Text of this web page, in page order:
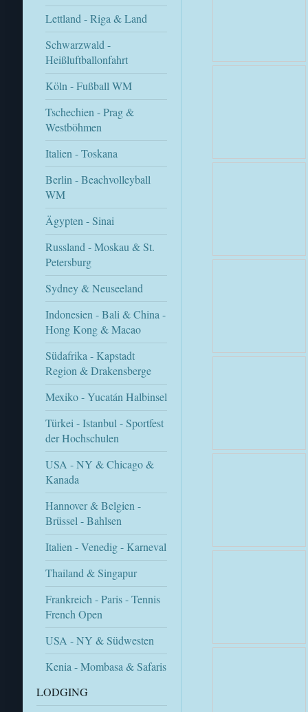
Lettland - Riga & Land
Schwarzwald -
Heißluftballonfahrt
Köln - Fußball WM
Tschechien - Prag &
Westböhmen
Italien - Toskana
Berlin - Beachvolleyball
WM
Ägypten - Sinai
Russland - Moskau & St.
Petersburg
Sydney & Neuseeland
Indonesien - Bali & China -
Hong Kong & Macao
Südafrika - Kapstadt
Region & Drakensberge
Mexiko - Yucatán Halbinsel
Türkei - Istanbul - Sportfest
der Hochschulen
USA - NY & Chicago &
Kanada
Hannover & Belgien -
Brüssel - Bahlsen
Italien - Venedig - Karneval
Thailand & Singapur
Frankreich - Paris - Tennis
French Open
USA - NY & Südwesten
Kenia - Mombasa & Safaris
LODGING